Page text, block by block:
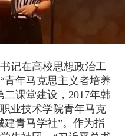
在高校思想政治工
青年马克思主义者培养
课堂建设，2017年韩
业技术学院青年马克
建青马学社”。作为指